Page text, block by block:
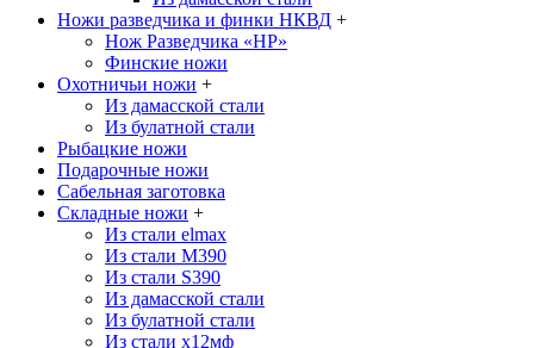
Ножи разведчика и финки НКВД +
Нож Разведчика «НР»
Финские ножи
Охотничьи ножи +
Из дамасской стали
Из булатной стали
Рыбацкие ножи
Подарочные ножи
Сабельная заготовка
Складные ножи +
Из стали elmax
Из стали М390
Из стали S390
Из дамасской стали
Из булатной стали
Из стали х12мф